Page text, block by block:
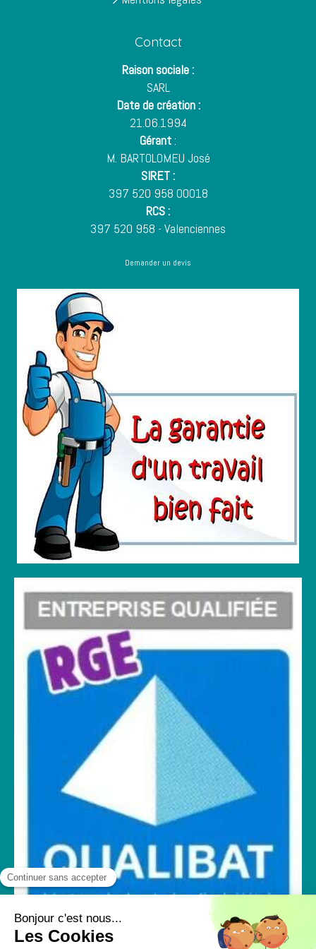
Contact
Raison sociale :
SARL
Date de création :
21.06.1994
Gérant:
M. BARTOLOMEU José
SIRET :
397 520 958 00018
RCS :
397 520 958 - Valenciennes
Demander un devis